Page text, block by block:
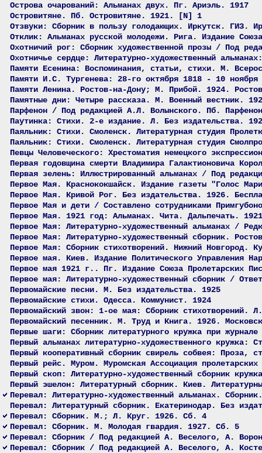
Острова очарований: Альманах двух. Пг. Ариэль. 1917
Островитяне. Пб. Островитяне. 1921. [N] 1
Отзвуки: Сборник в пользу голодающих. Иркутск. ГИЗ.
Отклик: Альманах русской молодежи. Рига. Издание
Охотничий рог: Сборник художественной прозы / Под
Охотничье сердце: Литературно-художественный
Памяти Есенина: Воспоминания, статьи, стихи. М.
Памяти И.С. Тургенева: 28-го октября 1818 - 10 ноября
Памяти Ленина. Ростов-на-Дону; М. Прибой. 1924.
Памятные дни: Четыре рассказа. М. Военный вестник.
Парфенон / Под редакцией А.Л. Волынского. Пб.
Паутинка: Стихи. 2-е издание. Л. Без издательства.
Паяльник: Стихи. Смоленск. Литературная студия
Паяльник: Стихи. Смоленск. Литературная студия
Певцы Человеческого: Хрестоматия немецкого
Первая годовщина смерти Владимира Галактионовича
Первая зелень: Иллюстрированный альманах / Под
Первое Мая. Краснококшайск. Издание газеты "Голос
Первое Мая. Кривой Рог. Без издательства. 1926.
Первое Мая и дети / Составлено сотрудниками
Первое Мая. 1921 год: Альманах. Чита. Дальпечать. 1921
Первое Мая: Литературно-художественный альманах /
Первое Мая: Литературно-художественный сборник.
Первое Мая: Сборник стихотворений. Нижний Новгород.
Первое мая. Киев. Издание Политического Управления
Первое мая 1921 г.. Пг. Издание Союза Пролетарских
Первое мая: Литературно-художественный сборник /
Первомайские песни. М. Без издательства. 1925
Первомайские стихи. Одесса. Коммунист. 1924
Первомайский звон: 1-ое мая: Сборник стихотворений.
Первомайский песенник. М. Труд и Книга. 1926.
Первые шаги: Сборник литературного кружка при
Первый альманах литературно-художественного кружка:
Первый кооперативный сборник свирель собвея: Проза,
Первый рейс. Муром. Муромская Ассоциация
Первый скоп: Литературно-художественный сборник
Первый эшелон: Литературный сборник. Киев.
Перевал: Литературно-художественный альманах.
Перевал: Литературный сборник. Екатеринодар. Без
Перевал: Сборник. М.; Л. Круг. 1926. Сб. 4
Перевал: Сборник. М. Молодая гвардия. 1927. Сб. 5
Перевал: Сборник / Под редакцией А. Веселого, А.
Перевал: Сборник / Под редакцией А. Веселого, А.